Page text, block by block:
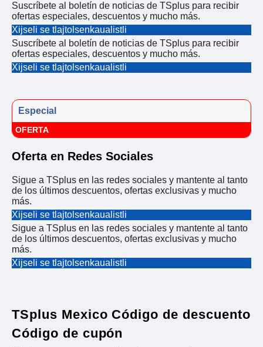
Suscríbete al boletín de noticias de TSplus para recibir
ofertas especiales, descuentos y mucho más.
Xijseli se tlajtolsenkaualistli
Suscríbete al boletín de noticias de TSplus para recibir
ofertas especiales, descuentos y mucho más.
Xijseli se tlajtolsenkaualistli
Especial
OFERTA
Oferta en Redes Sociales
Sigue a TSplus en las redes sociales y mantente al tanto
de los últimos descuentos, ofertas exclusivas y mucho
más.
Xijseli se tlajtolsenkaualistli
Sigue a TSplus en las redes sociales y mantente al tanto
de los últimos descuentos, ofertas exclusivas y mucho
más.
Xijseli se tlajtolsenkaualistli
TSplus Mexico Código de descuento
Código de cupón